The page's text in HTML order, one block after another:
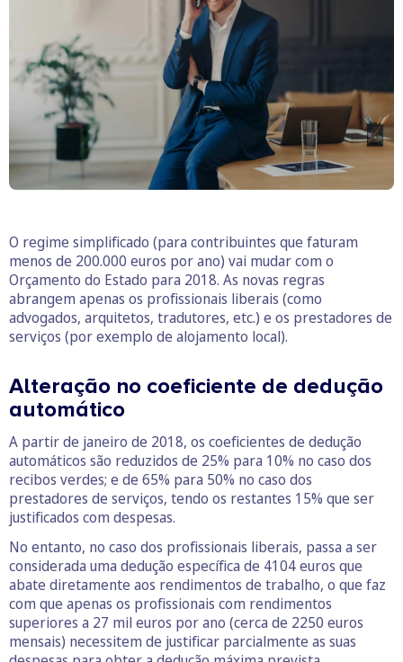
O regime simplificado (para contribuintes que faturam
menos de 200.000 euros por ano) vai mudar com o
Orçamento do Estado para 2018. As novas regras
abrangem apenas os profissionais liberais (como
advogados, arquitetos, tradutores, etc.) e os prestadores de
serviços (por exemplo de alojamento local).
Alteração no coeficiente de dedução
automático
A partir de janeiro de 2018, os coeficientes de dedução
automáticos são reduzidos de 25% para 10% no caso dos
recibos verdes; e de 65% para 50% no caso dos
prestadores de serviços, tendo os restantes 15% que ser
justificados com despesas.
No entanto, no caso dos profissionais liberais, passa a ser
considerada uma dedução específica de 4104 euros que
abate diretamente aos rendimentos de trabalho, o que faz
com que apenas os profissionais com rendimentos
superiores a 27 mil euros por ano (cerca de 2250 euros
mensais) necessitem de justificar parcialmente as suas